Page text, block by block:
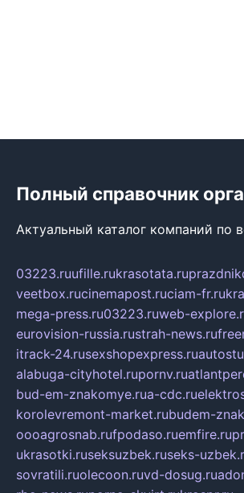
Полный справочник
Актуальный каталог компаний по
03223.ruufille.rukrasotata.ru
veetbox.rucinemapost.ruciam-fr.ru
mega-press.ru03223.ruweb-
eurovision-russia.rustrah-news.ru
itrack-24.rusexshopexpress.ru
alabuga-cityhotel.rupornv.ru
bud-em-znakomye.rua-cdc.ru
korolevremont-market.rubudem-
oooagrosnab.rufpodaso.ruemfire.ru
ukrasotki.ruseksuzbek.ruseks-
sovratili.ruolecoon.ruvd-dosug.ru